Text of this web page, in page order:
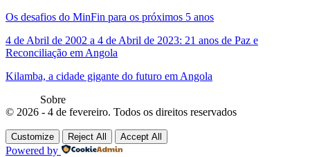
Os desafios do MinFin para os próximos 5 anos
4 de Abril de 2002 a 4 de Abril de 2023: 21 anos de Paz e
Reconciliação em Angola
Kilamba, a cidade gigante do futuro em Angola
Sobre
© 2026 - 4 de fevereiro. Todos os direitos reservados
Customize Reject All Accept All
Powered by